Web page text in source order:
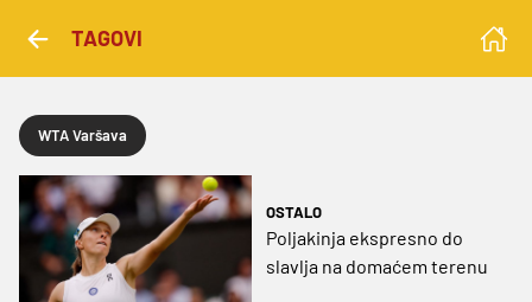
TAGOVI
WTA Varšava
OSTALO
Poljakinja ekspresno do
slavlja na domaćem terenu